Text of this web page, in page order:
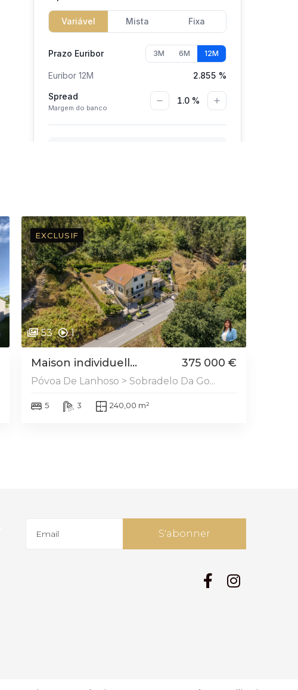
EXCLUSIF
53 1
Maison individuell... 375 000 €
Póvoa De Lanhoso > Sobradelo Da Go...
5 3 240,00 m²
S'abonner